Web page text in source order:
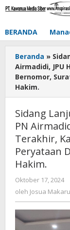
Lewati
BERANDA
Beranda »
Airmadidi, JPU
Bernomor,
Hakim.
Sidang
PN
Terakhir,
Peryataan
Hakim.
Oktober 17, 2024
oleh Josua